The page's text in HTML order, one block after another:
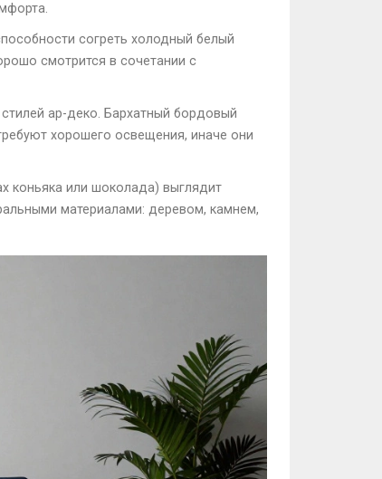
согреть холодный белый
смотрится в сочетании с
ар-деко. Бархатный бордовый
хорошего освещения, иначе они
коньяка или шоколада) выглядит
материалами: деревом, камнем,